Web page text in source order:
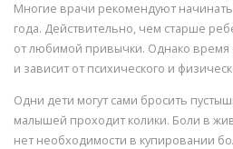
Многие врачи рекомендуют начинать
года. Действительно, чем старше
от любимой привычки. Однако время
и зависит от психического и
Одни дети могут сами бросить
малышей проходит колики. Боли в
нет необходимости в купировании